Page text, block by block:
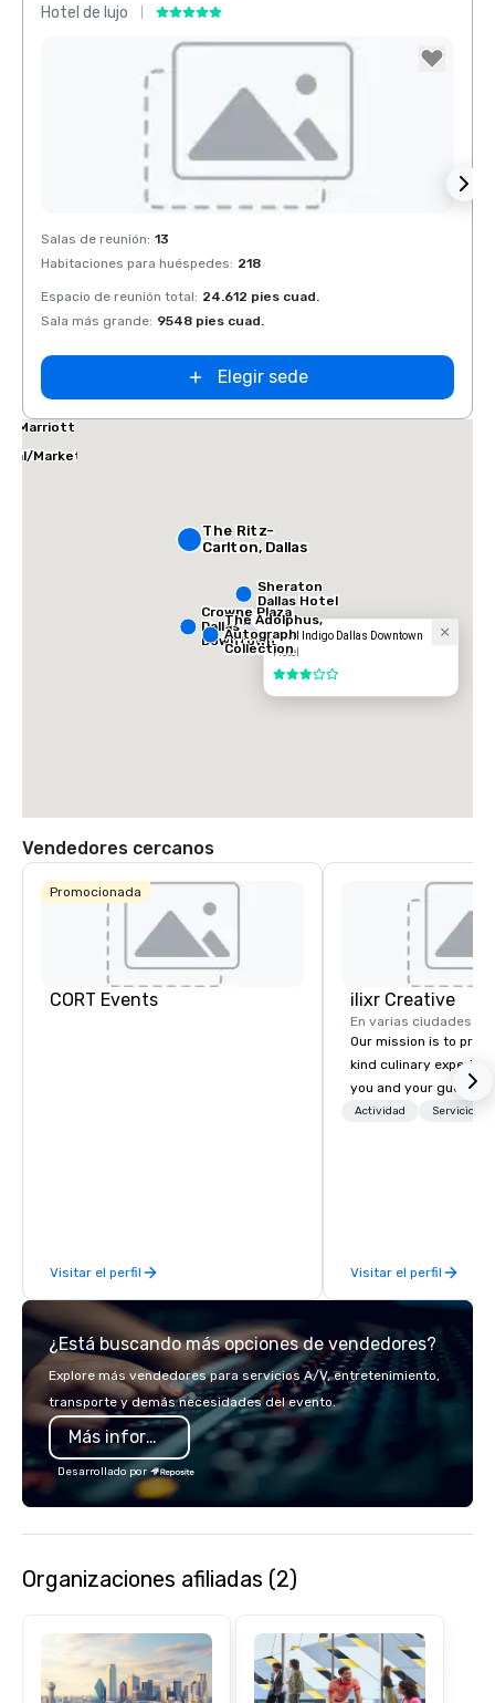
Hotel de lujo
Removed from favorites
Salas de reunión: 13
Habitaciones para huéspedes: 218
Espacio de reunión total: 24.612 pies cuad.
Sala más grande: 9548 pies cuad.
Elegir sede
Hotel Indigo Dallas Downtown
Hotel
3 de 5
The Ritz-
Carlton, Dallas
Sheraton
Dallas Hotel
Crowne Plaza
Dallas
Downtown
The Adolphus,
Autograph
Collection
Marriott
Market
Vendedores cercanos
Promocionada
CORT Events
Visitar el perfil
ilixr Creative
En varias ciudades
Our mission is to
kind culinary
you and your guests
memories and
catering industry.
Actividad Servicios
Visitar el perfil
¿Está buscando más opciones de vendedores?
Explore más vendedores para servicios A/V, entretenimiento,
transporte y demás necesidades del evento.
Más información
Desarrollado por
Organizaciones afiliadas (2)